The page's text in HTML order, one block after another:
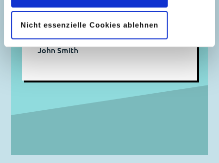
Nicht essenzielle Cookies ablehnen
Steckbrief
Name
John Smith